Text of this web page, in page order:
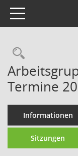
Toggle navigation
Termine
Informationen
Sitzungen